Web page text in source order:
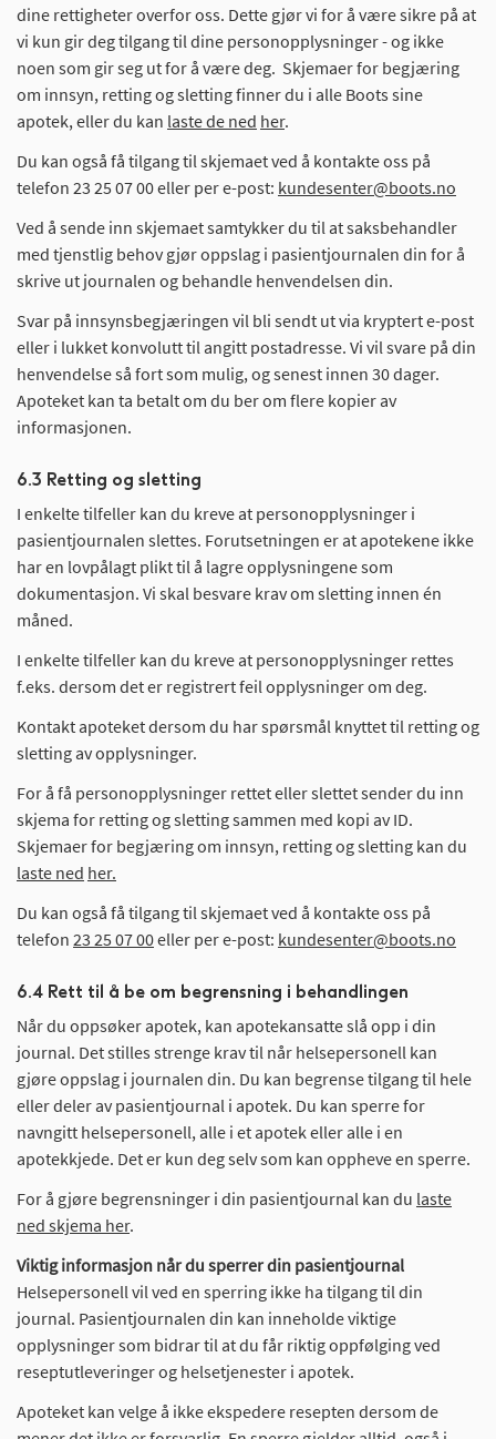
dine rettigheter overfor oss. Dette gjør vi for å være sikre på at
vi kun gir deg tilgang til dine personopplysninger - og ikke
noen som gir seg ut for å være deg. Skjemaer for begjæring
om innsyn, retting og sletting finner du i alle Boots sine
apotek, eller du kan laste de ned her.
Du kan også få tilgang til skjemaet ved å kontakte oss på
telefon 23 25 07 00 eller per e-post: kundesenter@boots.no
Ved å sende inn skjemaet samtykker du til at saksbehandler
med tjenstlig behov gjør oppslag i pasientjournalen din for å
skrive ut journalen og behandle henvendelsen din.
Svar på innsynsbegjæringen vil bli sendt ut via kryptert e-post
eller i lukket konvolutt til angitt postadresse. Vi vil svare på din
henvendelse så fort som mulig, og senest innen 30 dager.
Apoteket kan ta betalt om du ber om flere kopier av
informasjonen.
6.3 Retting og sletting
I enkelte tilfeller kan du kreve at personopplysninger i
pasientjournalen slettes. Forutsetningen er at apotekene ikke
har en lovpålagt plikt til å lagre opplysningene som
dokumentasjon. Vi skal besvare krav om sletting innen én
måned.
I enkelte tilfeller kan du kreve at personopplysninger rettes
f.eks. dersom det er registrert feil opplysninger om deg.
Kontakt apoteket dersom du har spørsmål knyttet til retting og
sletting av opplysninger.
For å få personopplysninger rettet eller slettet sender du inn
skjema for retting og sletting sammen med kopi av ID.
Skjemaer for begjæring om innsyn, retting og sletting kan du
laste ned her.
Du kan også få tilgang til skjemaet ved å kontakte oss på
telefon 23 25 07 00eller per e-post: kundesenter@boots.no
6.4 Rett til å be om begrensning i behandlingen
Når du oppsøker apotek, kan apotekansatte slå opp i din
journal. Det stilles strenge krav til når helsepersonell kan
gjøre oppslag i journalen din. Du kan begrense tilgang til hele
eller deler av pasientjournal i apotek. Du kan sperre for
navngitt helsepersonell, alle i et apotek eller alle i en
apotekkjede. Det er kun deg selv som kan oppheve en sperre.
For å gjøre begrensninger i din pasientjournal kan du laste
ned skjema her.
Viktig informasjon når du sperrer din pasientjournal
Helsepersonell vil ved en sperring ikke ha tilgang til din
journal. Pasientjournalen din kan inneholde viktige
opplysninger som bidrar til at du får riktig oppfølging ved
reseptutleveringer og helsetjenester i apotek.
Apoteket kan velge å ikke ekspedere resepten dersom de